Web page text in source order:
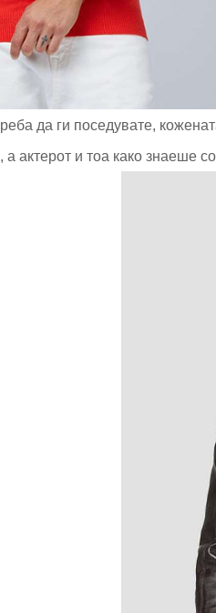
да ги поседувате,
актерот и тоа како знаеше